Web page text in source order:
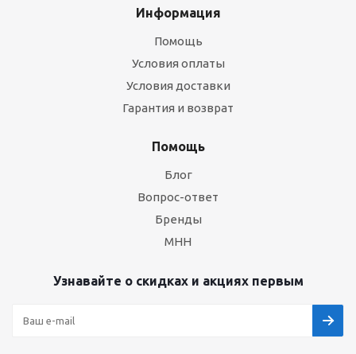
Информация
Помощь
Условия оплаты
Условия доставки
Гарантия и возврат
Помощь
Блог
Вопрос-ответ
Бренды
МНН
Узнавайте о скидках и акциях первым